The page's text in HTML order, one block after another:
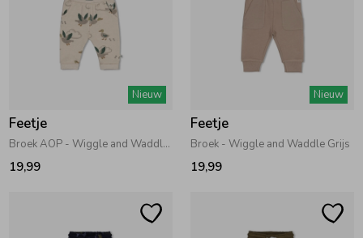
Nieuw
Feetje
Broek AOP - Wiggle and Waddle Offwhite melange
19,99
Nieuw
Feetje
Broek - Wiggle and Waddle Grijs
19,99